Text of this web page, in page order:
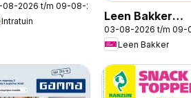
2026 t/m 09-08-2026
Intratuin
Leen Bakker
folder
03-08-2026 t/m 09-
Leen Bakker